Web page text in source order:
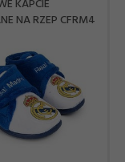
KAPCIE
NA RZEP CFRM4